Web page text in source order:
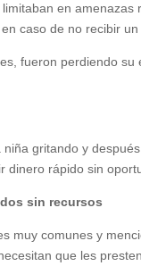
en
caso de no recibir
fueron perdiendo
gritando y
rápido sin
sin recursos
muy comunes y
que les